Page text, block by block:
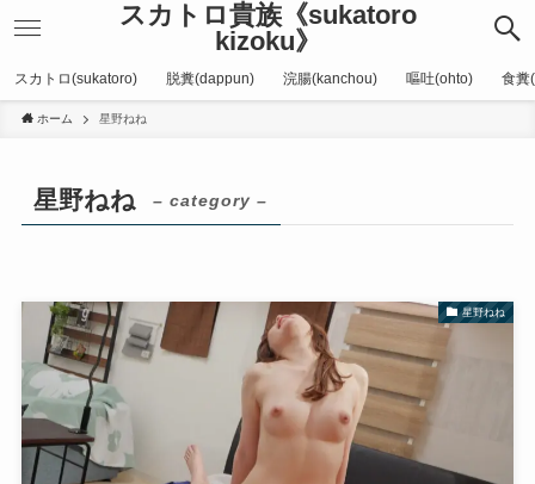
スカトロ貴族《sukatoro
kizoku》
スカトロ(sukatoro) 脱糞(dappun) 浣腸(kanchou) 嘔吐(ohto) 食糞
ホーム 星野ねね
星野ねね – category –
星野ねね